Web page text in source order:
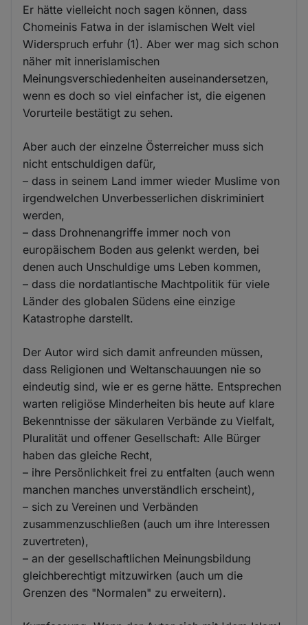
Er hätte vielleicht noch sagen können, dass
Chomeinis Fatwa in der islamischen Welt viel
Widerspruch erfuhr (1). Aber wer mag sich schon
näher mit innerislamischen
Meinungsverschiedenheiten auseinandersetzen,
wenn es doch so viel einfacher ist, die eigenen
Vorurteile bestätigt zu sehen.
Aber auch der einzelne Österreicher muss sich
nicht entschuldigen dafür,
– dass in seinem Land immer wieder Muslime von
irgendwelchen Unverbesserlichen diskriminiert
werden,
– dass Drohnenangriffe immer noch von
europäischem Boden aus gelenkt werden, bei
denen auch Unschuldige ums Leben kommen,
– dass die nordatlantische Machtpolitik für viele
Länder des globalen Südens eine einzige
Katastrophe darstellt.
Der Autor wird sich damit anfreunden müssen,
dass Religionen und Weltanschauungen nie so
eindeutig sind, wie er es gerne hätte. Entsprechen
warten religiöse Minderheiten bis heute auf klare
Bekenntnisse der säkularen Verbände zu Vielfalt,
Pluralität und offener Gesellschaft: Alle Bürger
haben das gleiche Recht,
– ihre Persönlichkeit frei zu entfalten (auch wenn
manchen manches unverständlich erscheint),
– sich zu Vereinen und Verbänden
zusammenzuschließen (auch um ihre Interessen
zuvertreten),
– an der gesellschaftlichen Meinungsbildung
gleichberechtigt mitzuwirken (auch um die
Grenzen des "Normalen" zu erweitern).